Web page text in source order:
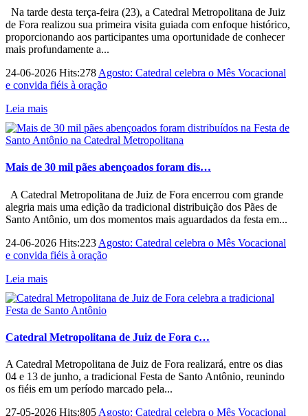
Na tarde desta terça-feira (23), a Catedral Metropolitana de Juiz
de Fora realizou sua primeira visita guiada com enfoque histórico,
proporcionando aos participantes uma oportunidade de conhecer
mais profundamente a...
24-06-2026 Hits:278 Agosto: Catedral celebra o Mês Vocacional
e convida fiéis à oração
Leia mais
Mais de 30 mil pães abençoados foram dis…
A Catedral Metropolitana de Juiz de Fora encerrou com grande
alegria mais uma edição da tradicional distribuição dos Pães de
Santo Antônio, um dos momentos mais aguardados da festa em...
24-06-2026 Hits:223 Agosto: Catedral celebra o Mês Vocacional
e convida fiéis à oração
Leia mais
Catedral Metropolitana de Juiz de Fora c…
A Catedral Metropolitana de Juiz de Fora realizará, entre os dias
04 e 13 de junho, a tradicional Festa de Santo Antônio, reunindo
os fiéis em um período marcado pela...
27-05-2026 Hits:805 Agosto: Catedral celebra o Mês Vocacional